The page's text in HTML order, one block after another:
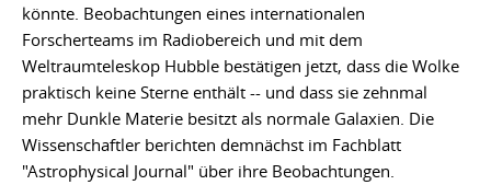
könnte. Beobachtungen eines internationalen
Forscherteams im Radiobereich und mit dem
Weltraumteleskop Hubble bestätigen jetzt, dass die Wolke
praktisch keine Sterne enthält -- und dass sie zehnmal
mehr Dunkle Materie besitzt als normale Galaxien. Die
Wissenschaftler berichten demnächst im Fachblatt
"Astrophysical Journal" über ihre Beobachtungen.